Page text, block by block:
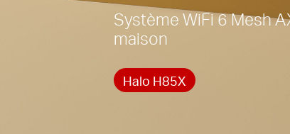
Système WiFi 6 Mesh
maison
Halo H85X